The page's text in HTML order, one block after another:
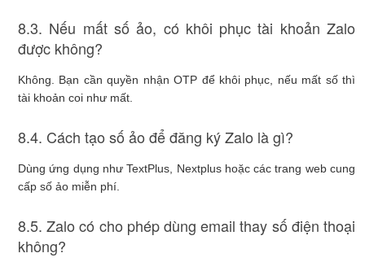
8.3. Nếu mất số ảo, có khôi phục tài khoản Zalo
được không?
Không. Bạn cần quyền nhận OTP để khôi phục, nếu mất số thì
tài khoản coi như mất.
8.4. Cách tạo số ảo để đăng ký Zalo là gì?
Dùng ứng dụng như TextPlus, Nextplus hoặc các trang web cung
cấp số ảo miễn phí.
8.5. Zalo có cho phép dùng email thay số điện thoại
không?